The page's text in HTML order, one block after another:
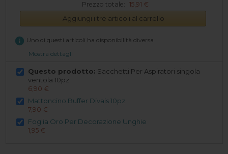
Prezzo totale: 15,91 €
Aggiungi i tre articoli al carrello
info Uno di questi articoli ha disponibilità diversa
Mostra dettagli
Questo prodotto: Sacchetti Per Aspiratori singola
ventola 10pz
6,90 €
Mattoncino Buffer Divais 10pz
7,90 €
Foglia Oro Per Decorazione Unghie
1,95 €